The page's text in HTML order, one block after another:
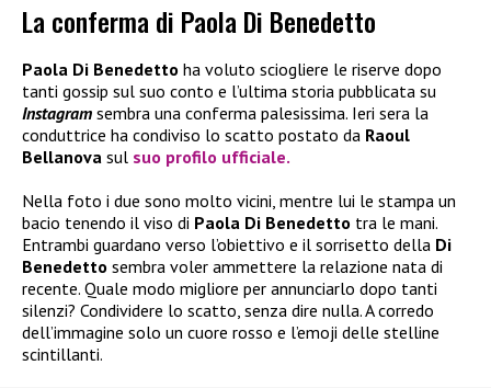
La conferma di Paola Di Benedetto
Paola Di Benedetto ha voluto sciogliere le riserve dopo
tanti gossip sul suo conto e l’ultima storia pubblicata su
Instagram sembra una conferma palesissima. Ieri sera la
conduttrice ha condiviso lo scatto postato da Raoul
Bellanova sul suo profilo ufficiale.
Nella foto i due sono molto vicini, mentre lui le stampa un
bacio tenendo il viso di Paola Di Benedetto tra le mani.
Entrambi guardano verso l’obiettivo e il sorrisetto della Di
Benedetto sembra voler ammettere la relazione nata di
recente. Quale modo migliore per annunciarlo dopo tanti
silenzi? Condividere lo scatto, senza dire nulla. A corredo
dell’immagine solo un cuore rosso e l’emoji delle stelline
scintillanti.